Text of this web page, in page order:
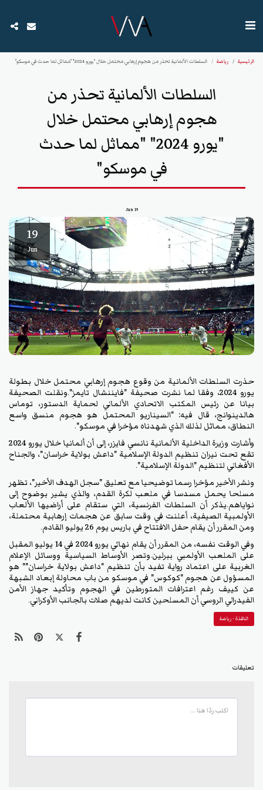
الرئيسية رياضة السلطات الألمانية تحذر من هجوم إرهابي محتمل خلال "يورو 2024" "مماثل لما حدث في موسكو"
السلطات الألمانية تحذر من
هجوم إرهابي محتمل خلال
"يورو 2024" "مماثل لما حدث
في موسكو"
19
Jun
19
Jun
حذرت السلطات الألمانية من وقوع هجوم إرهابي محتمل خلال بطولة
يورو 2024، وفقا لما نشرت صحيفة "فايننشال تايمز".ونقلت الصحيفة
بيانا عن رئيس المكتب الاتحادي الألماني لحماية الدستور، توماس
هالدينوانج، قال فيه: "السيناريو المحتمل هو هجوم منسق واسع
النطاق، مماثل لذلك الذي شهدناه مؤخرا في موسكو".
وأشارت وزيرة الداخلية الألمانية نانسي فايزر، إلى أن ألمانيا خلال يورو 2024
تقع تحت نيران تنظيم الدولة الإسلامية "داعش بولاية خراسان"، والجناح
الأفغاني لتنظيم "الدولة الإسلامية".
ونشر الأخير مؤخرا رسما توضيحيا مع تعليق "سجل الهدف الأخير"، تظهر
مسلحا يحمل مسدسا في ملعب لكرة القدم، والذي يشير بوضوح إلى
نواياهم.يذكر أن السلطات الفرنسية، التي ستقام على أراضيها الألعاب
الأولمبية الصيفية، أعلنت في وقت سابق عن هجمات إرهابية محتملة،
ومن المقرر أن يقام حفل الافتتاح في باريس يوم 26 يوليو القادم.
وفي الوقت نفسه، من المقرر أن يقام نهائي يورو 2024 في 14 يوليو المقبل
على الملعب الأولمبي ببرلين.وتصر الأوساط السياسية ووسائل الإعلام
الغربية على اعتماد رواية تفيد بأن تنظيم "داعش بولاية خراسان"" هو
المسؤول عن هجوم "كوكوس" في موسكو من باب محاولة إبعاد الشبهة
عن كييف رغم اعترافات المتورطين في الهجوم وتأكيد جهاز الأمن
الفيدرالي الروسي أن المسلحين كانت لديهم صلات بالجانب الأوكراني.
النافذة - رياضة
تعليقات